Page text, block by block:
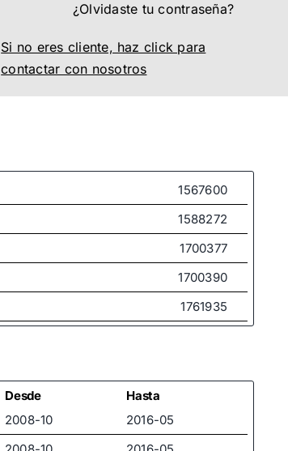
¿Olvidaste tu contraseña?
Si no eres cliente, haz click para
contactar con nosotros
1567600
1588272
1700377
1700390
1761935
735473024
Desde
Hasta
2008-10
2016-05